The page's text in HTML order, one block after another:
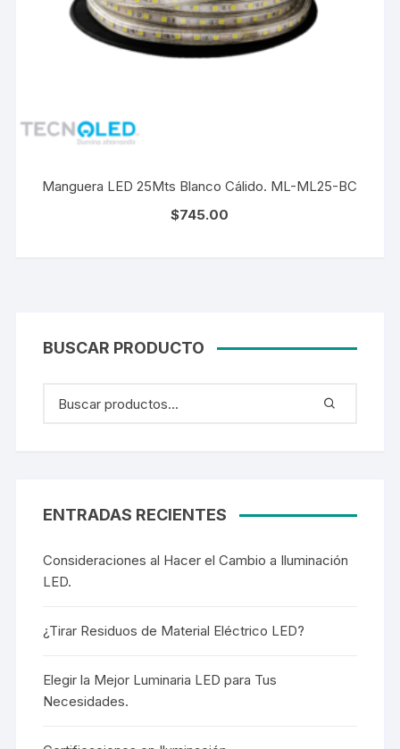
Manguera LED 25Mts Blanco Cálido. ML-ML25-BC
$745.00
BUSCAR PRODUCTO
ENTRADAS RECIENTES
Consideraciones al Hacer el Cambio a Iluminación
LED.
¿Tirar Residuos de Material Eléctrico LED?
Elegir la Mejor Luminaria LED para Tus
Necesidades.